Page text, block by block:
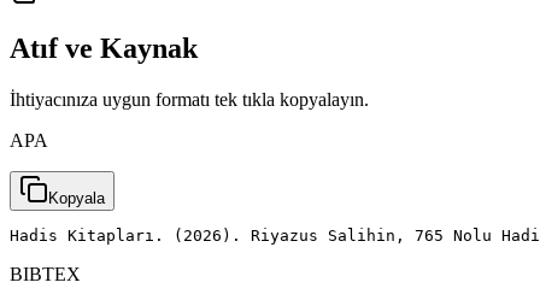
Atıf ve Kaynak
İhtiyacınıza uygun formatı tek tıkla kopyalayın.
APA
Kopyala
Hadis Kitapları. (2026). Riyazus Salihin, 765 Nolu
BIBTEX